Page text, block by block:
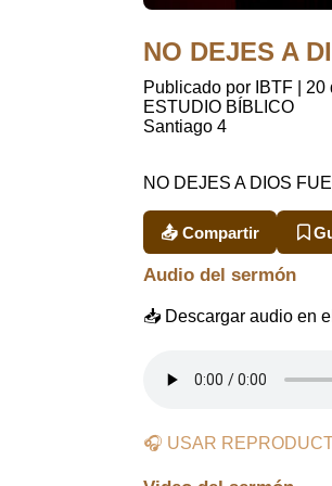
NO DEJES A
Publicado por IBTF
20
ESTUDIO BÍBLICO
Santiago 4
NO DEJES A DIOS
📤 Compartir
Audio del sermón
📥 Descargar audio en
🎧 USAR